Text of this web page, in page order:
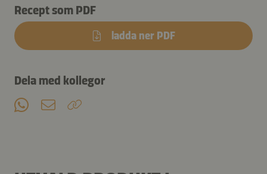
Recept som PDF
ladda ner PDF
Dela med kollegor